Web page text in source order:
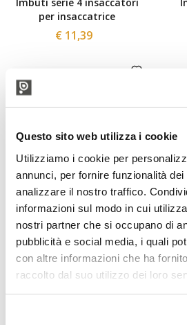
Questo sito web utilizza i cookie
Utilizziamo i cookie per
annunci, per fornire funzionalità
analizzare il nostro traffico.
informazioni sul modo in cui
nostri partner che si occupano di
pubblicità e social media, i quali
con altre informazioni che ha
raccolto dal suo utilizzo dei loro
per insaccatrice
€ 11,39
Polsinelli
Insaccatrice Inox 5 kg
€ 136,89